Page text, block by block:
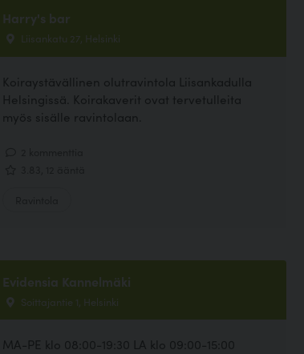
Harry's bar
Liisankatu 27, Helsinki
Koiraystävällinen olutravintola Liisankadulla
Helsingissä. Koirakaverit ovat tervetulleita
myös sisälle ravintolaan.
Evidensia Kannelmäki
Soittajantie 1, Helsinki
MA-PE klo 08:00-19:30 LA klo 09:00-15:00